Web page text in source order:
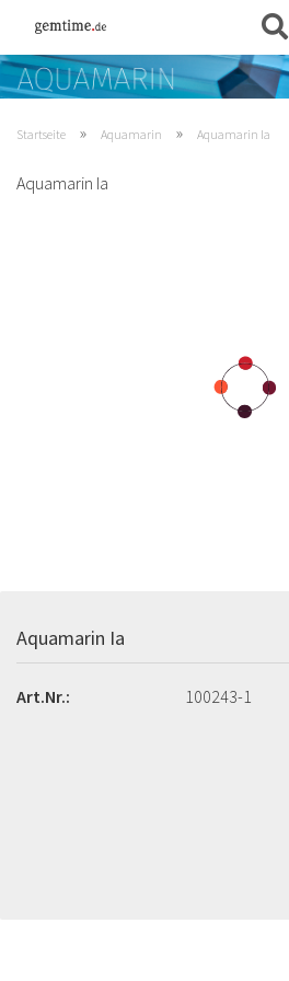
Startseite » Aquamarin » Aquamarin Ia
Aquamarin Ia
Aquamarin Ia
Art.Nr.: 100243-1